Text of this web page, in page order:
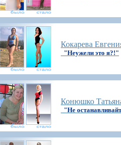
Кокарева
"Неужели это я?!"
Конюшко
"Не